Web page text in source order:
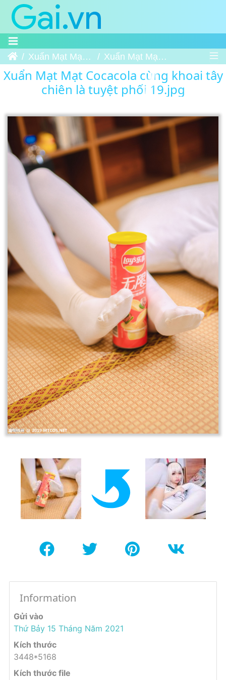
Trang chủXuẩn Mạt Mạt Cocacola cùng khoai tây chiên là tuyệt phối Xuẩn Mạt Mạt Cocacola cùng khoai tây chiên là tuyệt phối 19
Xuẩn Mạt Mạt Cocacola cùng khoai tây
chiên là tuyệt phối 19.jpg
Information
Gửi vào
Thứ Bảy 15 Tháng Năm 2021
Kích thước
3448*5168
Kích thước file